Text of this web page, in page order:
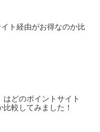
ト経由がお得なのか比
どのポイントサイト
較してみました！